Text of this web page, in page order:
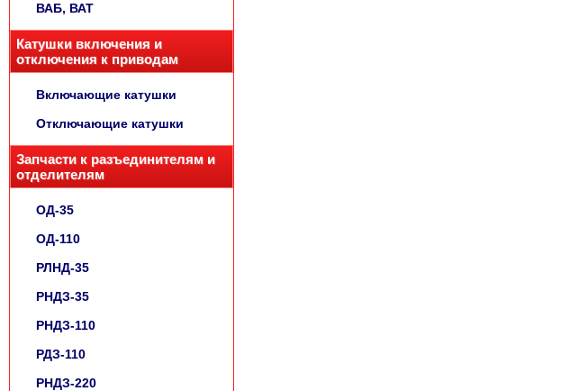
ВАБ, ВАТ
Катушки включения и
отключения к приводам
Включающие катушки
Отключающие катушки
Запчасти к разъединителям и
отделителям
ОД-35
ОД-110
РЛНД-35
РНДЗ-35
РНДЗ-110
РДЗ-110
РНДЗ-220